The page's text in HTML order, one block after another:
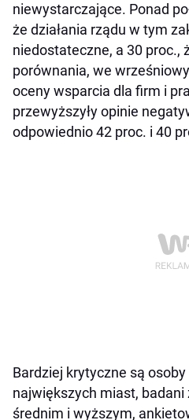
niewystarczające. Ponad
że działania rządu w tym
niedostateczne, a 30 proc.,
porównania, we
oceny wsparcia dla firm i
przewyższyły opinie
odpowiednio 42 proc. i 40
Bardziej krytyczne są
największych miast, badani
średnim i wyższym,